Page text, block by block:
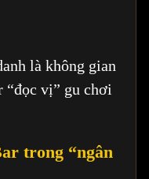
là không gian
“đọc vị” gu chơi
trong “ngân